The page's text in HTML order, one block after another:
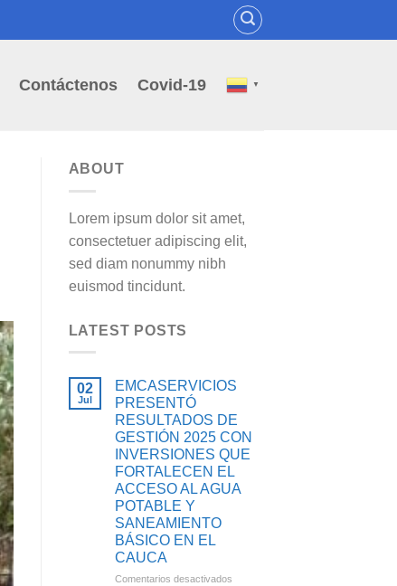
Contáctenos Covid-19 ▼
ABOUT
Lorem ipsum dolor sit amet,
consectetuer adipiscing elit,
sed diam nonummy nibh
euismod tincidunt.
LATEST POSTS
02
Jul
EMCASERVICIOS
PRESENTÓ
RESULTADOS DE
GESTIÓN 2025 CON
INVERSIONES QUE
FORTALECEN EL
ACCESO AL AGUA
POTABLE Y
SANEAMIENTO
BÁSICO EN EL
CAUCA
Comentarios desactivadosen